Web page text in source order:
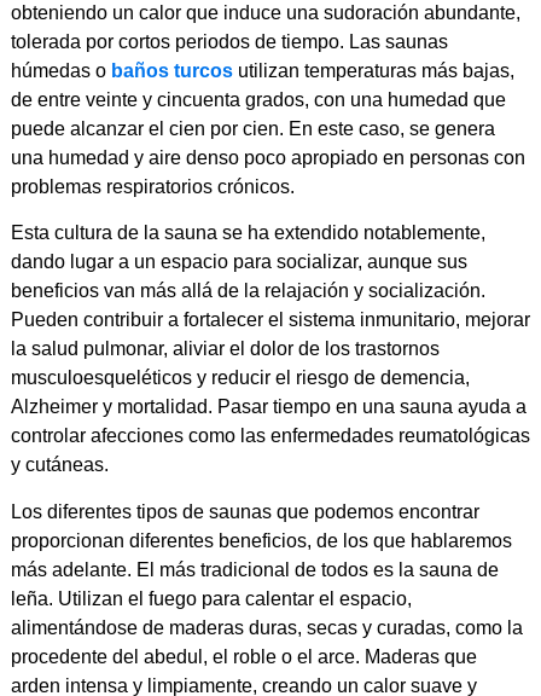
obteniendo un calor que induce una sudoración abundante,
tolerada por cortos periodos de tiempo. Las saunas
húmedas o baños turcosutilizan temperaturas más bajas,
de entre veinte y cincuenta grados, con una humedad que
puede alcanzar el cien por cien. En este caso, se genera
una humedad y aire denso poco apropiado en personas con
problemas respiratorios crónicos.
Esta cultura de la sauna se ha extendido notablemente,
dando lugar a un espacio para socializar, aunque sus
beneficios van más allá de la relajación y socialización.
Pueden contribuir a fortalecer el sistema inmunitario, mejorar
la salud pulmonar, aliviar el dolor de los trastornos
musculoesqueléticos y reducir el riesgo de demencia,
Alzheimer y mortalidad. Pasar tiempo en una sauna ayuda a
controlar afecciones como las enfermedades reumatológicas
y cutáneas.
Los diferentes tipos de saunas que podemos encontrar
proporcionan diferentes beneficios, de los que hablaremos
más adelante. El más tradicional de todos es la sauna de
leña. Utilizan el fuego para calentar el espacio,
alimentándose de maderas duras, secas y curadas, como la
procedente del abedul, el roble o el arce. Maderas que
arden intensa y limpiamente, creando un calor suave y